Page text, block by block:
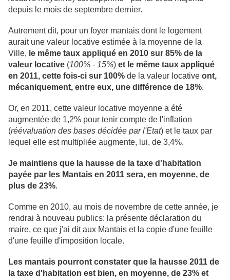
depuis le mois de septembre dernier.
Autrement dit, pour un foyer mantais dont le logement
aurait une valeur locative estimée à la moyenne de la
Ville, le même taux appliqué en 2010 sur 85% de la
valeur locative (100% - 15%) et le même taux appliqué
en 2011, cette fois-ci sur 100% de la valeur locative ont,
mécaniquement, entre eux, une différence de 18%.
Or, en 2011, cette valeur locative moyenne a été
augmentée de 1,2% pour tenir compte de l'inflation
(réévaluation des bases décidée par l'Etat) et le taux par
lequel elle est multipliée augmente, lui, de 3,4%.
Je maintiens que la hausse de la taxe d'habitation
payée par les Mantais en 2011 sera, en moyenne, de
plus de 23%.
Comme en 2010, au mois de novembre de cette année, je
rendrai à nouveau publics: la présente déclaration du
maire, ce que j'ai dit aux Mantais et la copie d'une feuille
d'une feuille d'imposition locale.
Les mantais pourront constater que la hausse 2011 de
la taxe d'habitation est bien, en moyenne, de 23% et